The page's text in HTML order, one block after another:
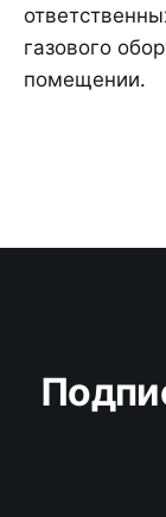
газового
помещении.